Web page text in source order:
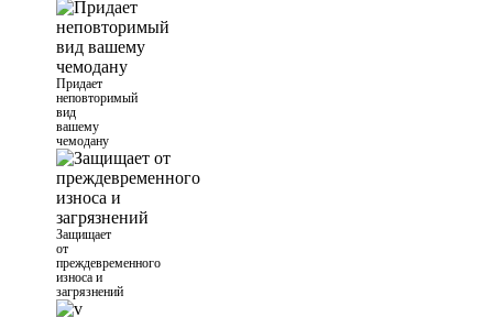
Придает
неповторимый
вид
вашему
чемодану
Защищает
от
преждевременного
износа и
загрязнений